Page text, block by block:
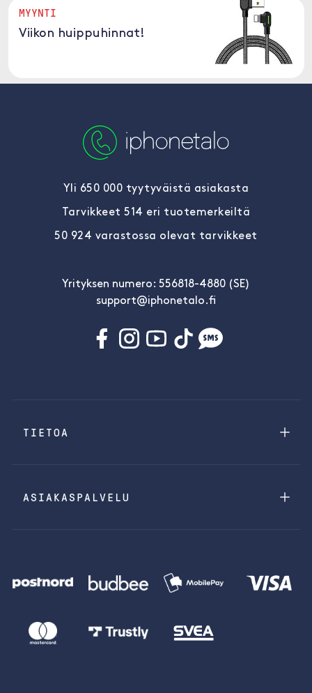
MYYNTI
Viikon huippuhinnat!
Yli 650 000 tyytyväistä asiakasta
Tarvikkeet 514 eri tuotemerkeiltä
50 924 varastossa olevat tarvikkeet
Yrityksen numero: 556818-4880 (SE)
support@iphonetalo.fi
TIETOA
ASIAKASPALVELU